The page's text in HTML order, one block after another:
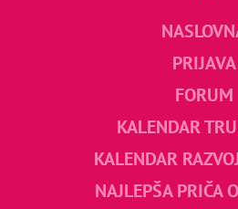
PRIJAVA
FORUM
KALENDAR
KALENDAR
NAJLEPŠA PRIČA